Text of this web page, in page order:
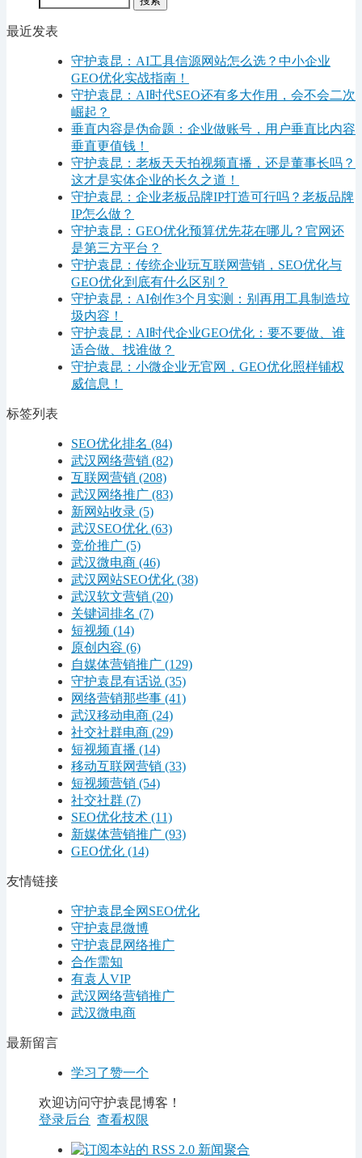
最近发表
守护袁昆：AI工具信源网站怎么选？中小企业
GEO优化实战指南！
守护袁昆：AI时代SEO还有多大作用，会不会二次
崛起？
垂直内容是伪命题：企业做账号，用户垂直比内容
垂直更值钱！
守护袁昆：老板天天拍视频直播，还是董事长吗？
这才是实体企业的长久之道！
守护袁昆：企业老板品牌IP打造可行吗？老板品牌
IP怎么做？
守护袁昆：GEO优化预算优先花在哪儿？官网还
是第三方平台？
守护袁昆：传统企业玩互联网营销，SEO优化与
GEO优化到底有什么区别？
守护袁昆：AI创作3个月实测：别再用工具制造垃
圾内容！
守护袁昆：AI时代企业GEO优化：要不要做、谁
适合做、找谁做？
守护袁昆：小微企业无官网，GEO优化照样铺权
威信息！
标签列表
SEO优化排名 (84)
武汉网络营销 (82)
互联网营销 (208)
武汉网络推广 (83)
新网站收录 (5)
武汉SEO优化 (63)
竞价推广 (5)
武汉微电商 (46)
武汉网站SEO优化 (38)
武汉软文营销 (20)
关键词排名 (7)
短视频 (14)
原创内容 (6)
自媒体营销推广 (129)
守护袁昆有话说 (35)
网络营销那些事 (41)
武汉移动电商 (24)
社交社群电商 (29)
短视频直播 (14)
移动互联网营销 (33)
短视频营销 (54)
社交社群 (7)
SEO优化技术 (11)
新媒体营销推广 (93)
GEO优化 (14)
友情链接
守护袁昆全网SEO优化
守护袁昆微博
守护袁昆网络推广
合作需知
有袁人VIP
武汉网络营销推广
武汉微电商
最新留言
学习了赞一个
欢迎访问守护袁昆博客！
登录后台 查看权限